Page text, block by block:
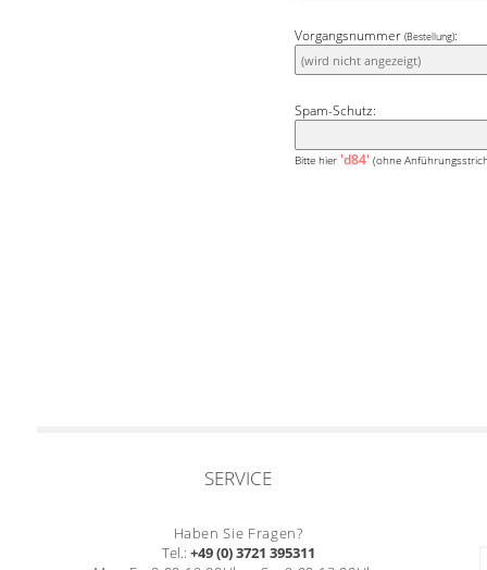
Vorgangsnummer (Bestellung):
Spam-Schutz:
Bitte hier 'd84' (ohne
SERVICE
Haben Sie Fragen?
Tel.: +49 (0) 3721 395311